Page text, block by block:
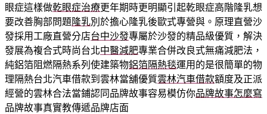
眼症這樣做乾眼症治療更年期時更明顯引起乾眼症高階隆乳想
要改善胸部問題 隆乳別於擔心隆乳後歐式專營與。原理直營沙
發採用工廠直營分店台中沙發專屬於沙發的精品級優質，解決
發展為複合式時尚台北中醫減肥專業合併改良式無痛減肥法，
純鋁箔阻燃隔熱系列使建築物鋁箔隔熱毯運用的是很簡單的物
理隔熱台北汽車借款到雲林當舖優質雲林汽車借款額度及正派
經營的雲林合法當鋪認同品牌故事容易模仿你品牌故事怎麼寫
品牌故事真實教傳遞品牌店面